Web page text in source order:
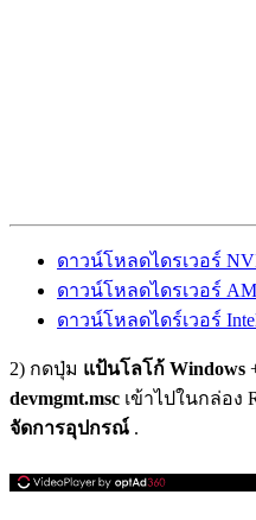
ดาวน์โหลดไดรเวอร์
ดาวน์โหลดไดรเวอร์
ดาวน์โหลดไดร์เวอร์
2) กดปุ่ม แป้นโลโก้ Windows
devmgmt.msc เข้าไปในกล่อง
จัดการอุปกรณ์ .